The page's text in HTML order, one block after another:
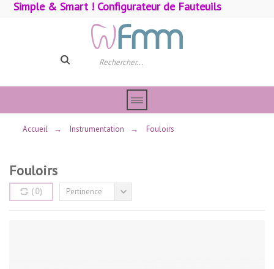
Simple & Smart ! Configurateur de Fauteuils
Accueil → Instrumentation → Fouloirs
Fouloirs
(0) Pertinence